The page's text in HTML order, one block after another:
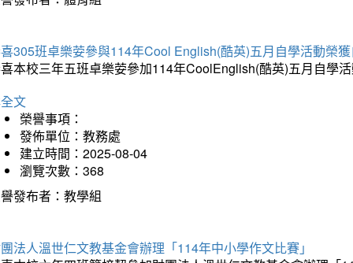
305班卓樂荌參與114年Cool English(酷英)五月自學活動榮
本校三年五班卓樂荌參加114年CoolEnglish(酷英)五月自學
文
榮譽事項：
發佈單位：教務處
建立時間：2025-08-04
瀏覽次數：368
發布者：教學組
法人溫世仁文教基金會辦理「114年中小學作文比賽」